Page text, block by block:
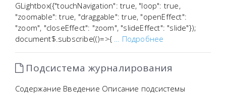
GLightbox({"touchNavigation": true, "loop": true,
"zoomable": true, "draggable": true, "openEffect":
"zoom", "closeEffect": "zoom", "slideEffect": "slide"});
document$.subscribe(()=>{ … Подробнее
Подсистема журналирования
Содержание Введение Описание подсистемы